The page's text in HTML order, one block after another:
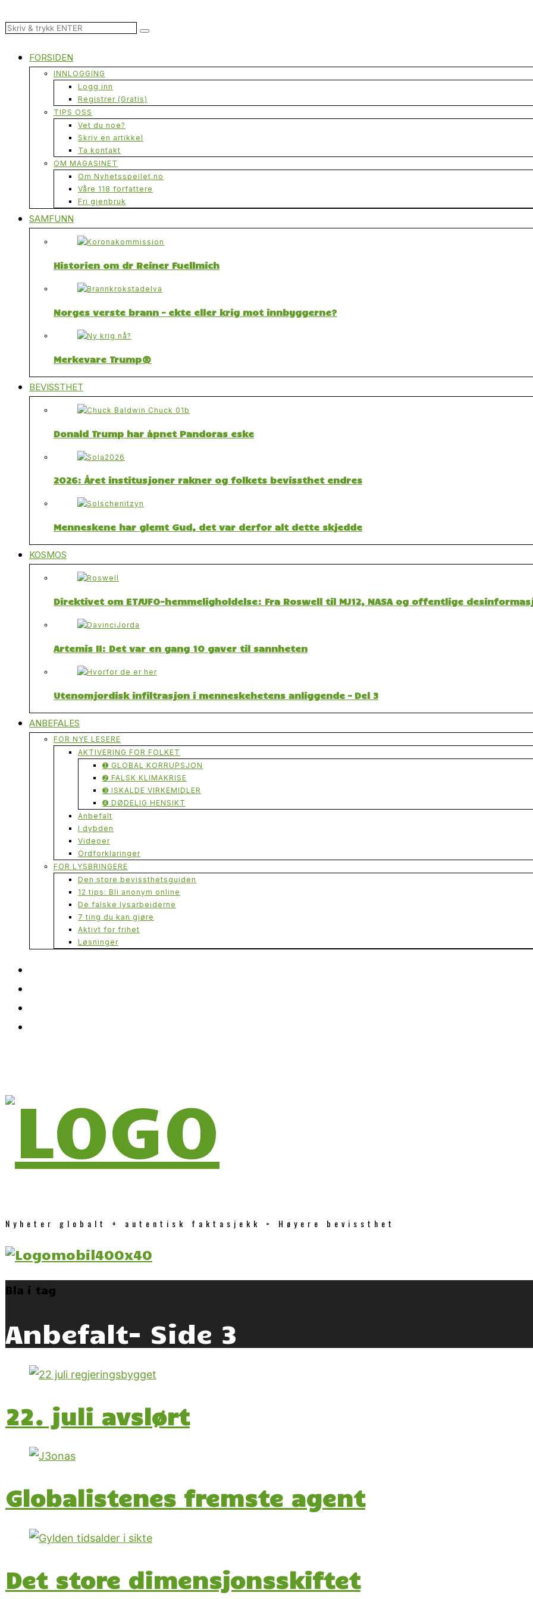
FORSIDEN
INNLOGGING
Logg inn
Registrer (Gratis)
TIPS OSS
Vet du noe?
Skriv en artikkel
Ta kontakt
OM MAGASINET
Om Nyhetsspeilet.no
Våre 118 forfattere
Fri gjenbruk
SAMFUNN
Historien om dr Reiner Fuellmich
Norges verste brann – ekte eller krig mot innbyggerne?
Merkevare Trump®
BEVISSTHET
Donald Trump har åpnet Pandoras eske
2026: Året institusjoner rakner og folkets bevissthet endres
Menneskene har glemt Gud, det var derfor alt dette skjedde
KOSMOS
Direktivet om ET/UFO-hemmeligholdelse: Fra Roswell til MJ12, NASA og offentlige
Artemis II: Det var en gang 10 gaver til sannheten
Utenomjordisk infiltrasjon i menneskehetens anliggende – Del 3
ANBEFALES
FOR NYE LESERE
AKTIVERING FOR FOLKET
➊ GLOBAL KORRUPSJON
➋ FALSK KLIMAKRISE
➌ ISKALDE VIRKEMIDLER
➍ DØDELIG HENSIKT
Anbefalt
I dybden
Videoer
Ordforklaringer
FOR LYSBRINGERE
Den store bevissthetsguiden
12 tips: Bli anonym online
De falske lysarbeiderne
7 ting du kan gjøre
Aktivt for frihet
Løsninger
Nyheter globalt + autentisk faktasjekk = Høyere bevissthet
Bla i tag
Anbefalt- Side 3
22. juli avslørt
Globalistenes fremste agent
Det store dimensjonsskiftet